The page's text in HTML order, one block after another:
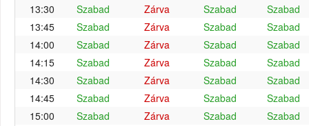
13:30
Szabad Zárva Szabad
Szabad
13:45
Szabad Zárva Szabad
Szabad
14:00
Szabad Zárva Szabad
Szabad
14:15
Szabad Zárva Szabad
Szabad
14:30
Szabad Zárva Szabad
Szabad
14:45
Szabad Zárva Szabad
Szabad
15:00
Szabad Zárva Szabad
Szabad